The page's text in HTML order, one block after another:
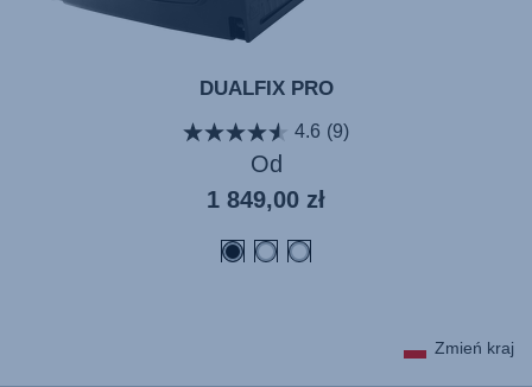
DUALFIX PRO
4.6 (9)
Od
Aktualna
cena
1 849,00 zł
Zmień kraj